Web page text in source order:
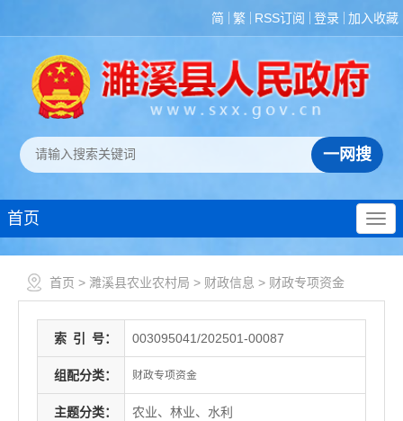
简 繁 RSS订阅 登录 加入收藏
首页
首页 > 濉溪县农业农村局 > 财政信息 > 财政专项资金
索 引 号： 003095041/202501-00087
组配分类： 财政专项资金
主题分类： 农业、林业、水利